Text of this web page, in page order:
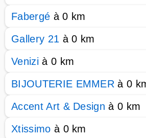
Fabergé à 0 km
Gallery 21 à 0 km
Venizià 0 km
BIJOUTERIE EMMER à 0
Accent Art & Design à 0 km
Xtissimo à 0 km